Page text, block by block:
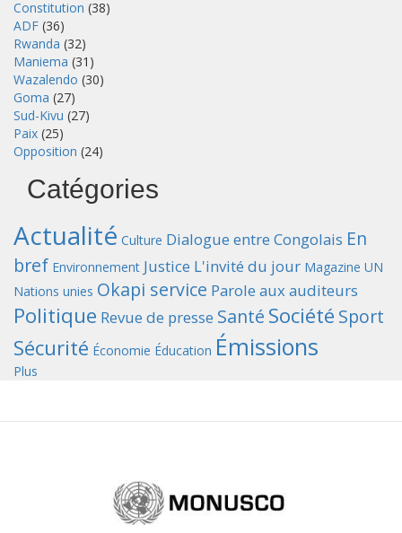
Constitution (38)
ADF (36)
Rwanda (32)
Maniema (31)
Wazalendo (30)
Goma (27)
Sud-Kivu (27)
Paix (25)
Opposition (24)
Catégories
Actualité Culture Dialogue entre Congolais En
bref Environnement Justice L'invité du jour Magazine UN
Nations unies Okapi service Parole aux auditeurs
Politique Revue de presse Santé Société Sport
Sécurité Économie Éducation Émissions
Plus